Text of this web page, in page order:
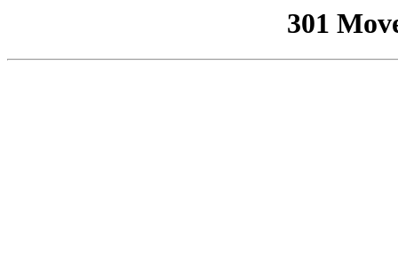
301